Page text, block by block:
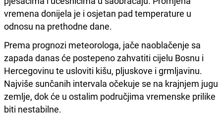
vremena donijela je i osjetan pad temperature u
odnosu na prethodne dane.
Prema prognozi meteorologa, jače naoblačenje sa
zapada danas će postepeno zahvatiti cijelu Bosnu i
Hercegovinu te usloviti kišu, pljuskove i grmljavinu.
Najviše sunčanih intervala očekuje se na krajnjem jugu
zemlje, dok će u ostalim područjima vremenske prilike
biti nestabilne.